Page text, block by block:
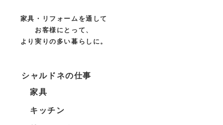
家具・リフォームを通して
お客様にとって、
より実りの多い暮らしに。
シャルドネの仕事
家具
キッチン